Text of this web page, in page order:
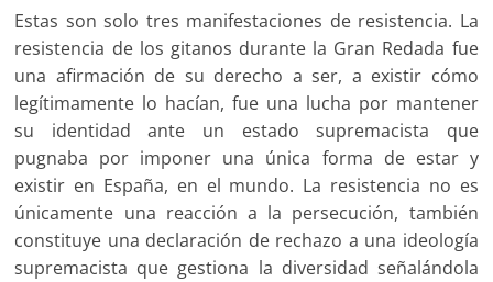
Estas son solo tres manifestaciones de resistencia. La
resistencia de los gitanos durante la Gran Redada fue
una afirmación de su derecho a ser, a existir cómo
legítimamente lo hacían, fue una lucha por mantener
su identidad ante un estado supremacista que
pugnaba por imponer una única forma de estar y
existir en España, en el mundo. La resistencia no es
únicamente una reacción a la persecución, también
constituye una declaración de rechazo a una ideología
supremacista que gestiona la diversidad señalándola